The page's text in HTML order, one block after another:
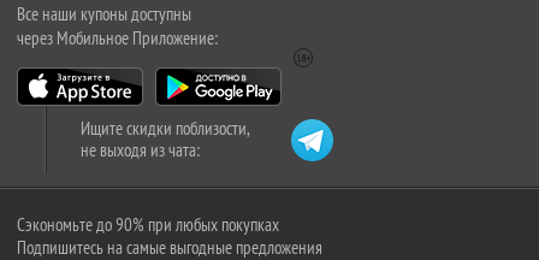
Все наши купоны доступны
через Мобильное Приложение:
Ищите скидки поблизости,
не выходя из чата:
Сэкономьте до 90% при любых покупках
Подпишитесь на самые выгодные предложения